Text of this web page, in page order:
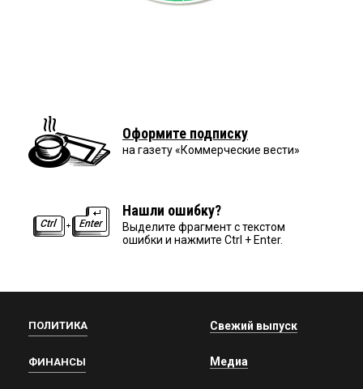
Оформите подписку
на газету «Коммерческие вести»
Нашли ошибку?
Выделите фрагмент с текстом
ошибки и нажмите Ctrl + Enter.
ПОЛИТИКА
ФИНАНСЫ
Свежий выпуск
Медиа